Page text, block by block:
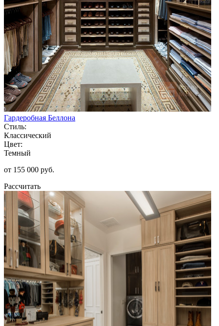
Гардеробная Беллона
Стиль:
Классический
Цвет:
Темный
от 155 000 руб.
Рассчитать